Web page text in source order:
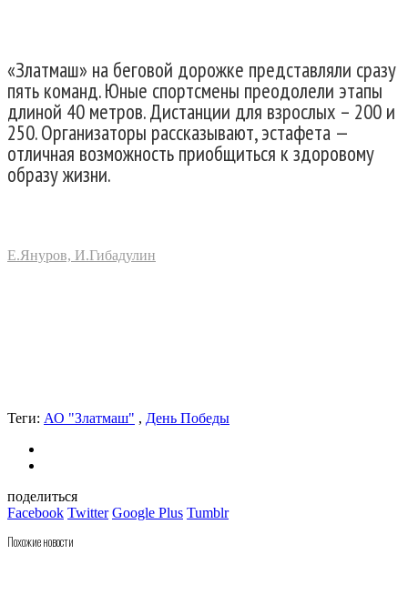
«Златмаш» на беговой дорожке представляли сразу
пять команд. Юные спортсмены преодолели этапы
длиной 40 метров. Дистанции для взрослых – 200 и
250. Организаторы рассказывают, эстафета —
отличная возможность приобщиться к здоровому
образу жизни.
Е.Януров, И.Гибадулин
Теги: АО "Златмаш" , День Победы
поделиться
Facebook Twitter Google Plus Tumblr
Похожие новости